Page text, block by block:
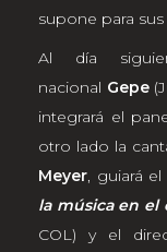
supone para
Al día
nacional Gepe
integrará el
otro lado la
Meyer, guiará
la música en el
COL) y el